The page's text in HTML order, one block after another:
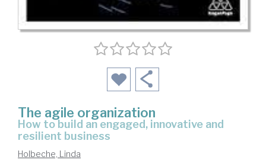
The agile organization
how to build an engaged, innovative and
resilient business
Holbeche, Linda